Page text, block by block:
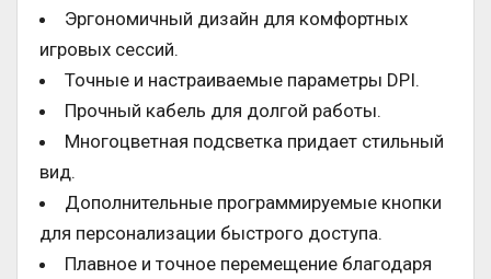
Эргономичный дизайн для комфортных
игровых сессий.
Точные и настраиваемые параметры DPI.
Прочный кабель для долгой работы.
Многоцветная подсветка придает стильный
вид.
Дополнительные программируемые кнопки
для персонализации быстрого доступа.
Плавное и точное перемещение благодаря